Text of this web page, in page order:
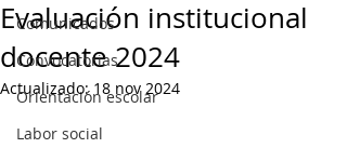
Comunicados
Convocatorias
Orientación escolar
Labor social
Evaluación institucional
docente 2024
Actualizado: 18 nov 2024